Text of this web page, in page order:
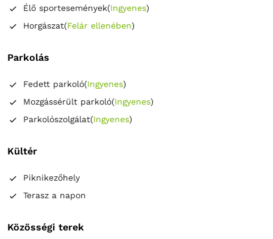
Élő sportesemények(Ingyenes)
Horgászat(Felár ellenében)
Parkolás
Fedett parkoló(Ingyenes)
Mozgássérült parkoló(Ingyenes)
Parkolószolgálat(Ingyenes)
Kültér
Piknikezőhely
Terasz a napon
Közösségi terek